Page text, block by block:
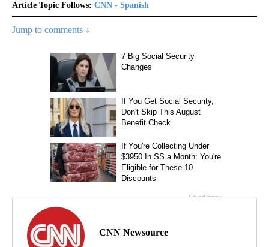
Article Topic Follows: CNN - Spanish
Jump to comments ↓
CNN Newsource